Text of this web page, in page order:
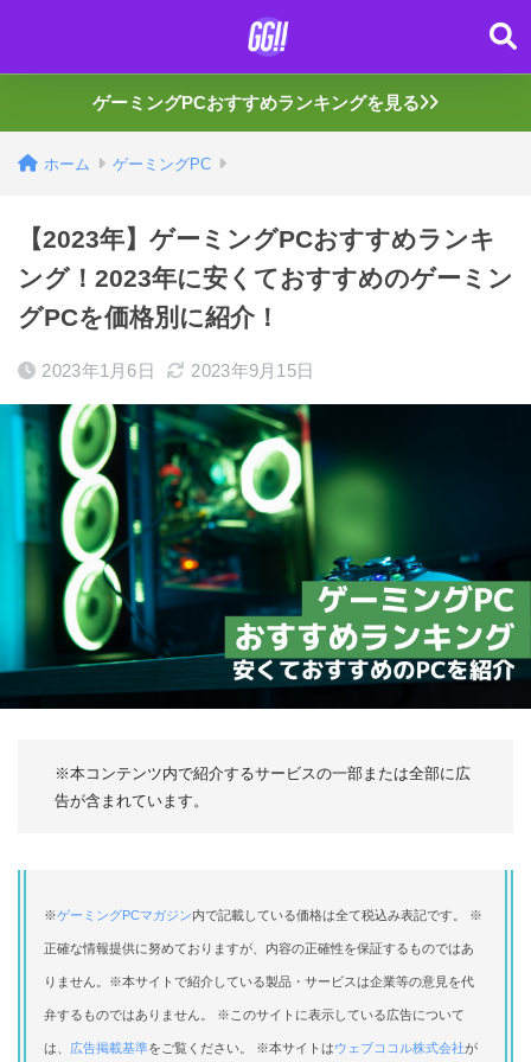
ゲーミングPCおすすめランキングを見る
ホーム ゲーミングPC
【2023年】ゲーミングPCおすすめランキ
ング！2023年に安くておすすめのゲーミン
グPCを価格別に紹介！
2023年1月6日 2023年9月15日
※本コンテンツ内で紹介するサービスの一部または全部に広
告が含まれています。
※ゲーミングPCマガジン内で記載している価格は全て税込み表記です。 ※
正確な情報提供に努めておりますが、内容の正確性を保証するものではあ
りません。※本サイトで紹介している製品・サービスは企業等の意見を代
弁するものではありません。 ※このサイトに表示している広告について
は、 広告掲載基準をご覧ください。 ※本サイトはウェブココル株式会社が